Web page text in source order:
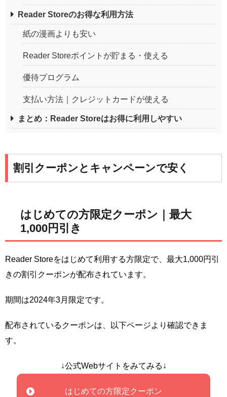
Reader Storeのお得な利用方法
紙の漫画よりも安い
Reader Storeポイントが貯まる・使える
優待プログラム
支払い方法｜クレジットカードが使える
まとめ：Reader Storeはお得に利用しやすい
割引クーポンとキャンペーンで安く
はじめての方限定クーポン｜最大
1,000円引き
Reader Storeをはじめて利用する方限定で、最大1,000円引
きの割引クーポンが配布されています。
期間は2024年3月限定です。
配布されているクーポンは、以下ページより確認できま
す。
↓公式Webサイトをみてみる↓
はじめての方限定クーポン